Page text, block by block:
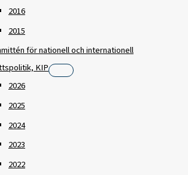
2016
2015
för nationell och internationell
KIP
2026
2025
2024
2023
2022